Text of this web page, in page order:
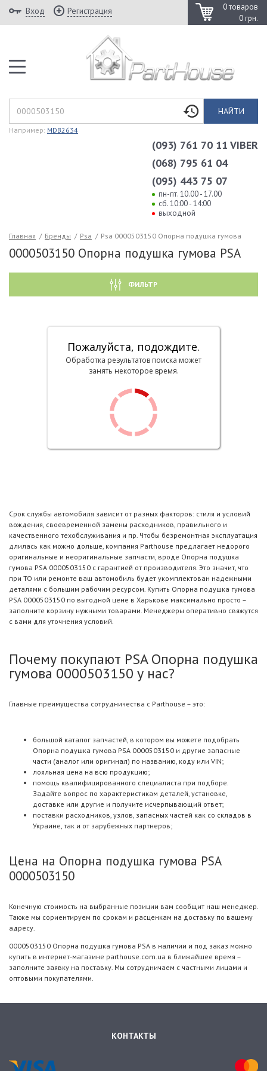
0 товаров
0 грн.
Вход Регистрация
НАЙТИ
Например: MDB2634
(093) 761 70 11 VIBER
(068) 795 61 04
(095) 443 75 07
пн-пт. 10.00 - 17.00
сб. 10:00 - 14:00
выходной
Главная / Бренды / Psa / Psa 0000503150 Опорна подушка гумова
0000503150 Опорна подушка гумова PSA
ФИЛЬТР
Пожалуйста, подождите.
Обработка результатов поиска может
занять некоторое время.
Срок службы автомобиля зависит от разных факторов: стиля и условий
вождения, своевременной замены расходников, правильного и
качественного техобслуживания и пр. Чтобы безремонтная эксплуатация
длилась как можно дольше, компания Parthouse предлагает недорого
оригинальные и неоригинальные запчасти, вроде Опорна подушка
гумова PSA 0000503150 с гарантией от производителя. Это значит, что
при ТО или ремонте ваш автомобиль будет укомплектован надежными
деталями с большим рабочим ресурсом. Купить Опорна подушка гумова
PSA 0000503150 по выгодной цене в Харькове максимально просто –
заполните корзину нужными товарами. Менеджеры оперативно свяжутся
с вами для уточнения условий.
Почему покупают PSA Опорна подушка
гумова 0000503150 у нас?
Главные преимущества сотрудничества с Parthouse – это:
большой каталог запчастей, в котором вы можете подобрать
Опорна подушка гумова PSA 0000503150 и другие запасные
части (аналог или оригинал) по названию, коду или VIN;
лояльная цена на всю продукцию;
помощь квалифицированного специалиста при подборе.
Задайте вопрос по характеристикам деталей, установке,
доставке или другие и получите исчерпывающий ответ;
поставки расходников, узлов, запасных частей как со складов в
Украине, так и от зарубежных партнеров;
Цена на Опорна подушка гумова PSA
0000503150
Конечную стоимость на выбранные позиции вам сообщит наш менеджер.
Также мы сориентируем по срокам и расценкам на доставку по вашему
адресу.
0000503150 Опорна подушка гумова PSA в наличии и под заказ можно
купить в интернет-магазине parthouse.com.ua в ближайшее время –
заполните заявку на поставку. Мы сотрудничаем с частными лицами и
оптовыми покупателями.
КОНТАКТЫ